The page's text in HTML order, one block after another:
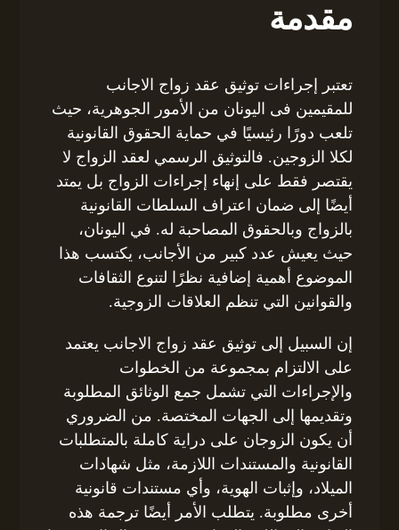
مقدمة
تعتبر إجراءات توثيق عقد زواج الاجانب
للمقيمين فى اليونان من الأمور الجوهرية، حيث
تلعب دورًا رئيسيًا في حماية الحقوق القانونية
لكلا الزوجين. فالتوثيق الرسمي لعقد الزواج لا
يقتصر فقط على إنهاء إجراءات الزواج بل يمتد
أيضًا إلى ضمان اعتراف السلطات القانونية
بالزواج وبالحقوق المصاحبة له. في اليونان،
حيث يعيش عدد كبير من الأجانب، يكتسب هذا
الموضوع أهمية إضافية نظرًا لتنوع الثقافات
والقوانين التي تنظم العلاقات الزوجية.
إن السبيل إلى توثيق عقد زواج الاجانب يعتمد
على الالتزام بمجموعة من الخطوات
والإجراءات التي تشمل جمع الوثائق المطلوبة
وتقديمها إلى الجهات المختصة. من الضروري
أن يكون الزوجان على دراية كاملة بالمتطلبات
القانونية والمستندات اللازمة، مثل شهادات
الميلاد، وإثبات الهوية، وأي مستندات قانونية
أخرى مطلوبة. يتطلب الأمر أيضًا ترجمة هذه